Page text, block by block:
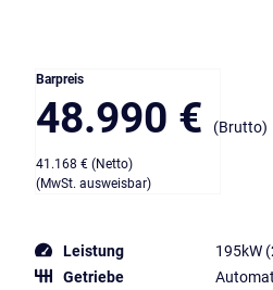
Barpreis
48.990 € (Brutto)
41.168 € (Netto)
(MwSt. ausweisbar)
Leistung
195kW
Getriebe